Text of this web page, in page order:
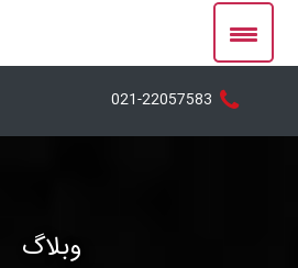
Skip
content
021-22057583
وبلاگ